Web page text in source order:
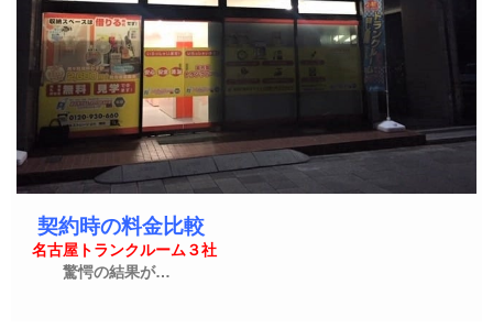
契約時の料金比較
名古屋トランクルーム３社
驚愕の結果が…